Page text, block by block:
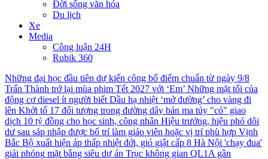
Đời sống văn hóa
Du lịch
Xe
Media
Công luận 24H
Rubik 360
Những đại học đầu tiên dự kiến công bố điểm chuẩn từ ngày 9/8
Trấn Thành trở lại mùa phim Tết 2027 với ‘Em’ Những mặt tối của
động cơ diesel ít người biếtDầu hạ nhiệt ‘mở đường’ cho vàng đi
lên Khởi tố 17 đối tượng trong đường dây bán ma túy "cỏ" giao
dịch 10 tỷ đồng cho học sinh, công nhân Hiệu trưởng, hiệu phó dôi
dư sau sáp nhập được bố trí làm giáo viên hoặc vị trí phù hợp Vịnh
Bắc Bộ xuất hiện áp thấp nhiệt đới, gió giật cấp 8 Hà Nội 'chạy đua'
giải phóng mặt bằng siêu dự án Trục không gian QL1A gần